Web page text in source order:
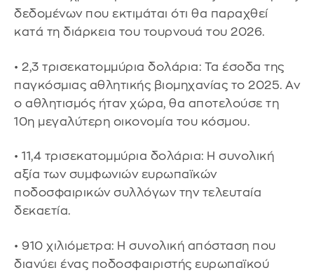
δεδομένων που εκτιμάται ότι θα παραχθεί
κατά τη διάρκεια του τουρνουά του 2026.
• 2,3 τρισεκατομμύρια δολάρια: Τα έσοδα της
παγκόσμιας αθλητικής βιομηχανίας το 2025. Αν
ο αθλητισμός ήταν χώρα, θα αποτελούσε τη
10η μεγαλύτερη οικονομία του κόσμου.
• 11,4 τρισεκατομμύρια δολάρια: Η συνολική
αξία των συμφωνιών ευρωπαϊκών
ποδοσφαιρικών συλλόγων την τελευταία
δεκαετία.
• 910 χιλιόμετρα: Η συνολική απόσταση που
διανύει ένας ποδοσφαιριστής ευρωπαϊκού